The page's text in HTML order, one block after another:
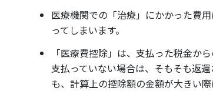
医療機関での「治療」にかかった費
ってしまいます。
「医療費控除」は、支払った税金か
支払っていない場合は、そもそも返
も、計算上の控除額の金額が大きい